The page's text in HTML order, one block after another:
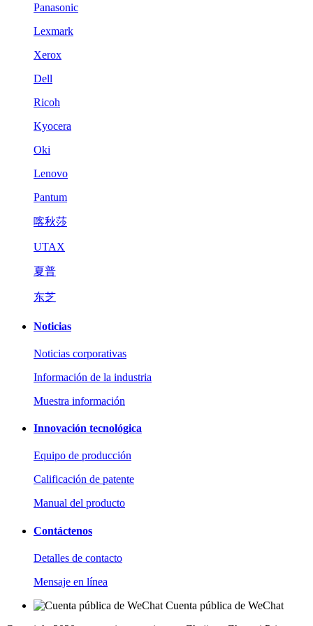
Panasonic
Lexmark
Xerox
Dell
Ricoh
Kyocera
Oki
Lenovo
Pantum
喀秋莎
UTAX
夏普
东芝
Noticias
Noticias corporativas
Información de la industria
Muestra información
Innovación tecnológica
Equipo de producción
Calificación de patente
Manual del producto
Contáctenos
Detalles de contacto
Mensaje en línea
Cuenta pública de WeChat